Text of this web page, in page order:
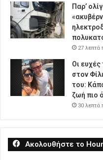
Παρ’
27 λεπτά
Οι
στον
του:
ζωή πιο
30 λεπτά
Ακολουθήστε το